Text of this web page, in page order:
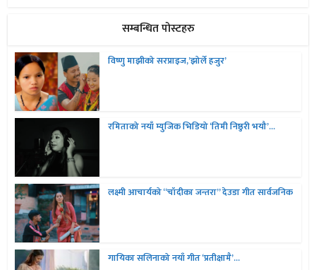
सम्बन्धित पोस्टहरु
विष्णु माझीको सरप्राइज,’झोर्ले हजुर’
रमिताको नयाँ म्युजिक भिडियो ‘तिमी निष्ठुरी भयौ’...
लक्ष्मी आचार्यको “चॉदीका जन्तरा” देउडा गीत सार्वजनिक
गायिका सलिनाको नयाँ गीत ‘प्रतीक्षामै’...